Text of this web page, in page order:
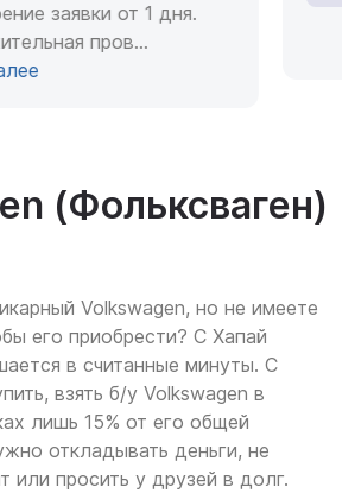
заявки от 1 дня.
пров...
(Фольксваген)
Volkswagen, но не имеете
его приобрести? С Хапай
в считанные минуты. С
взять б/у Volkswagen в
лишь 15% от его общей
откладывать деньги, не
или просить у друзей в долг.